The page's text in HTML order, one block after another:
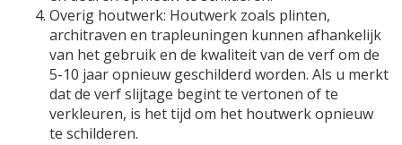
Overig houtwerk: Houtwerk zoals plinten,
architraven en trapleuningen kunnen afhankelijk
van het gebruik en de kwaliteit van de verf om de
5-10 jaar opnieuw geschilderd worden. Als u merkt
dat de verf slijtage begint te vertonen of te
verkleuren, is het tijd om het houtwerk opnieuw
te schilderen.